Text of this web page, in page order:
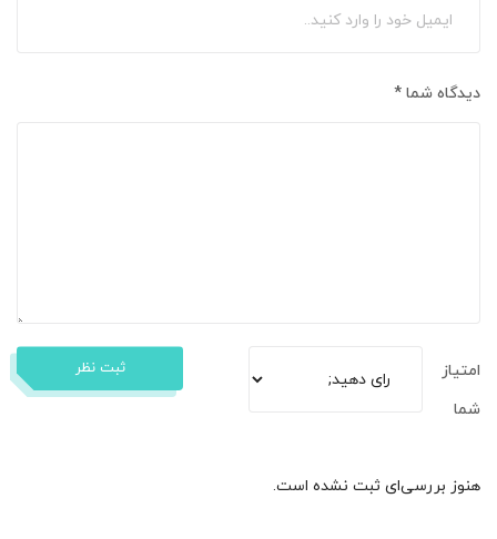
دیدگاه شما *
امتیاز
شما
ثبت نظر
هنوز بررسی‌ای ثبت نشده است.